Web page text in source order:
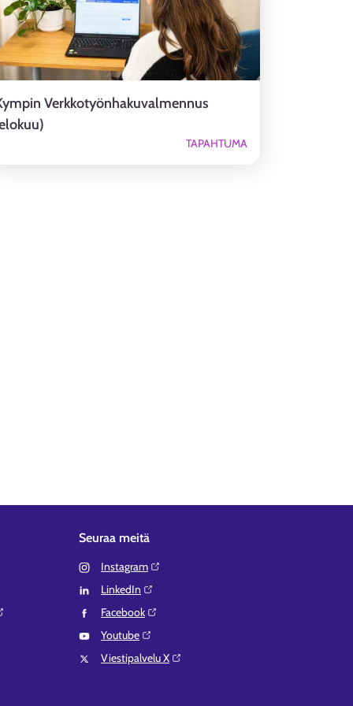
Verkkotyönhakuvalmennus
TAPAHTUMA
Seuraa meitä
Instagram⁠
LinkedIn⁠
Facebook⁠
Youtube⁠
Viestipalvelu X⁠